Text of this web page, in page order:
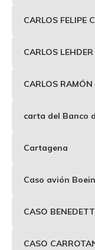
CARLOS FELIPE
CARLOS
CARLOS
carta del Banco
Cartagena
Caso avión
CASO
CASO